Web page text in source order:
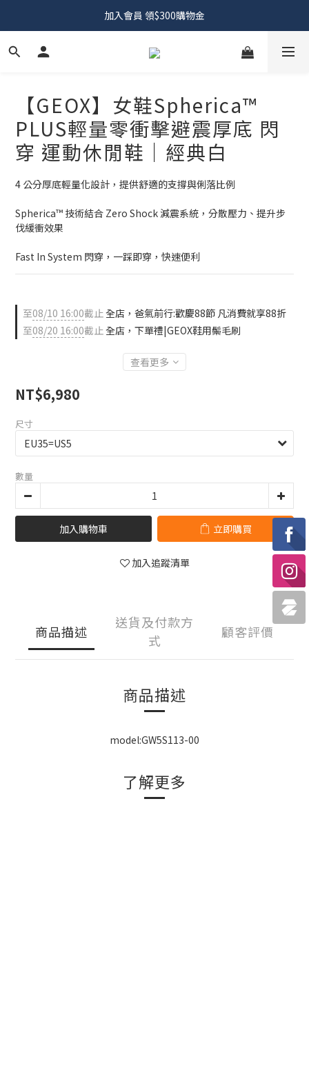
加入會員 領$300購物金
【GEOX】女鞋Spherica™
PLUS輕量零衝擊避震厚底 閃
穿 運動休閒鞋｜經典白
4 公分厚底輕量化設計，提供舒適的支撐與俐落比例
Spherica™ 技術結合 Zero Shock 減震系統，分散壓力、提升步
伐緩衝效果
Fast In System 閃穿，一踩即穿，快速便利
至08/10 16:00截止全店，爸氣前行:歡慶88節 凡消費就享88折
至08/20 16:00截止全店，下單禮|GEOX鞋用鬃毛刷
查看更多
NT$6,980
尺寸
數量
加入購物車 立即購買
加入追蹤清單
商品描述
送貨及付款方
式
顧客評價
商品描述
model:GW5S113-00
了解更多